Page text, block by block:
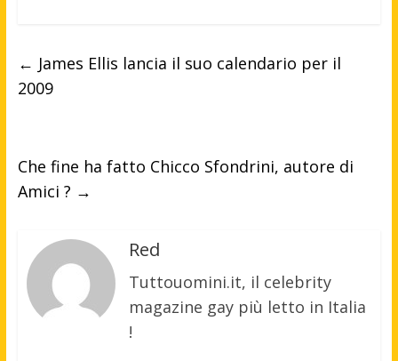
← James Ellis lancia il suo calendario per il
2009
Che fine ha fatto Chicco Sfondrini, autore di
Amici ? →
Red
Tuttouomini.it, il celebrity
magazine gay più letto in Italia
!